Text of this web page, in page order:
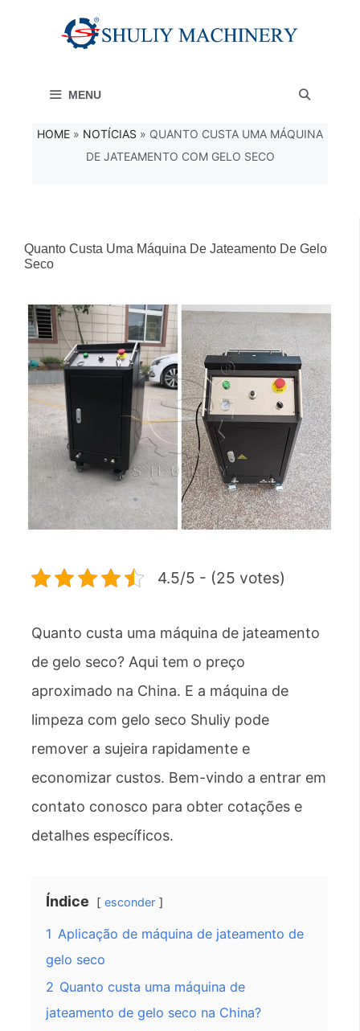
conteúdo MENU
HOME » NOTÍCIAS » QUANTO CUSTA UMA MÁQUINA
DE JATEAMENTO COM GELO SECO
Quanto Custa Uma Máquina De Jateamento De Gelo
Seco
4.5/5 - (25 votes)
Quanto custa uma máquina de jateamento
de gelo seco? Aqui tem o preço
aproximado na China. E a máquina de
limpeza com gelo seco Shuliy pode
remover a sujeira rapidamente e
economizar custos. Bem-vindo a entrar em
contato conosco para obter cotações e
detalhes específicos.
Índice esconder
1 Aplicação de máquina de jateamento de
gelo seco
2 Quanto custa uma máquina de
jateamento de gelo seco na China?